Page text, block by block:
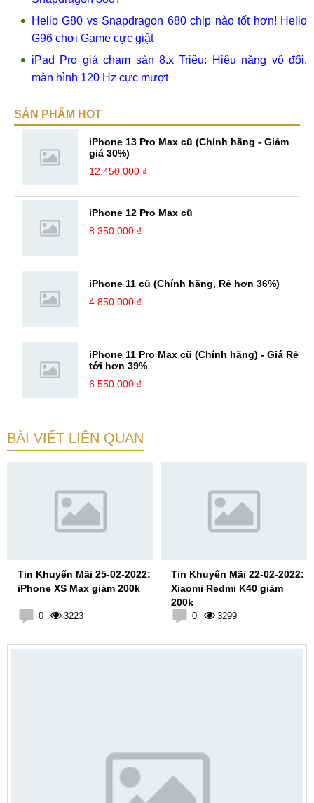
Helio G80 vs Snapdragon 680 chip nào tốt hơn! Helio
G96 chơi Game cực giật
iPad Pro giá chạm sàn 8.x Triệu: Hiệu năng vô đối,
màn hình 120 Hz cực mượt
SẢN PHẨM HOT
iPhone 13 Pro Max cũ (Chính hãng - Giảm
giá 30%)
12.450.000 ₫
iPhone 12 Pro Max cũ
8.350.000 ₫
iPhone 11 cũ (Chính hãng, Rẻ hơn 36%)
4.850.000 ₫
iPhone 11 Pro Max cũ (Chính hãng) - Giá Rẻ
tới hơn 39%
6.550.000 ₫
BÀI VIẾT LIÊN QUAN
Tin Khuyến Mãi 25-02-2022:
iPhone XS Max giảm 200k
0 3223
Tin Khuyến Mãi 22-02-2022:
Xiaomi Redmi K40 giảm
200k
0 3299